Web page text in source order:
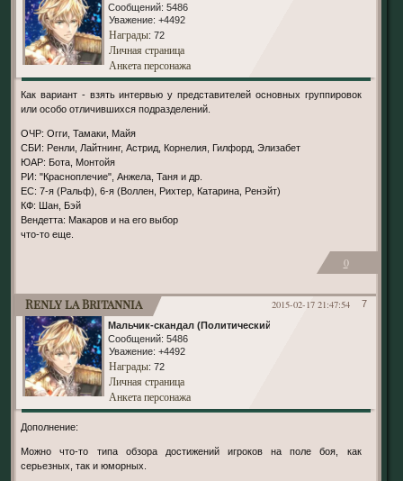
Сообщений: 5486
Уважение: +4492
Награды: 72
Личная страница
Анкета персонажа
Как вариант - взять интервью у представителей основных группировок
или особо отличившихся подразделений.
ОЧР: Огги, Тамаки, Майя
СБИ: Ренли, Лайтнинг, Астрид, Корнелия, Гилфорд, Элизабет
ЮАР: Бота, Монтойя
РИ: "Красноплечие", Анжела, Таня и др.
ЕС: 7-я (Ральф), 6-я (Воллен, Рихтер, Катарина, Ренэйт)
КФ: Шан, Бэй
Вендетта: Макаров и на его выбор
что-то еще.
0
7
2015-02-17 21:47:54
Renly la Britannia
Мальчик-скандал (Политический)
Сообщений: 5486
Уважение: +4492
Награды: 72
Личная страница
Анкета персонажа
Дополнение:
Можно что-то типа обзора достижений игроков на поле боя, как
серьезных, так и юморных.